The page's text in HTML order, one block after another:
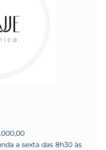
a sexta das 8h30 às